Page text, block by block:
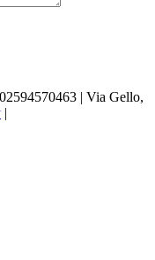
| Via Gello,
|